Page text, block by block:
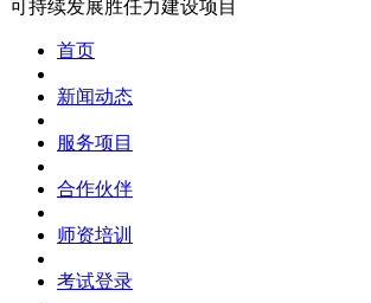
可持续发展胜任力建设项目
首页
新闻动态
服务项目
合作伙伴
师资培训
考试登录